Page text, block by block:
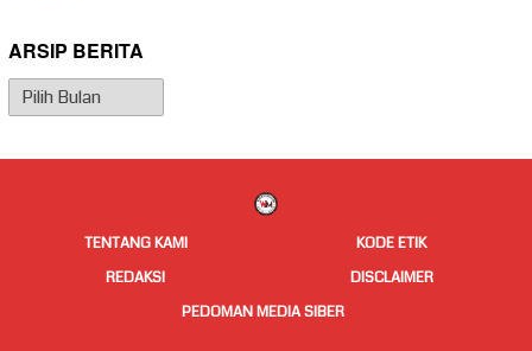
ARSIP BERITA
Arsip
Berita
TENTANG KAMI
KODE ETIK
REDAKSI
DISCLAIMER
PEDOMAN MEDIA SIBER